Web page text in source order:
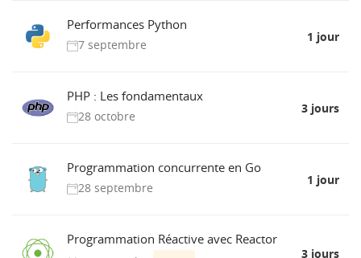
Performances Python
7 septembre
1 jour
PHP : Les fondamentaux
28 octobre
3 jours
Programmation concurrente en Go
28 septembre
1 jour
Programmation Réactive avec Reactor
3 jours